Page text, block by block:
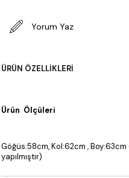
Yorum Yaz
ÜRÜN ÖZELLIKLERI
Ürün Ölçüleri
Göğüs:58cm, Kol:62cm ,
yapılmıştır)